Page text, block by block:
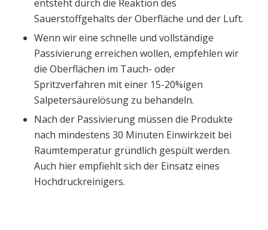
entsteht durch die Reaktion des
Sauerstoffgehalts der Oberfläche und der Luft.
Wenn wir eine schnelle und vollständige
Passivierung erreichen wollen, empfehlen wir
die Oberflächen im Tauch- oder
Spritzverfahren mit einer 15-20%igen
Salpetersäurelösung zu behandeln.
Nach der Passivierung müssen die Produkte
nach mindestens 30 Minuten Einwirkzeit bei
Raumtemperatur gründlich gespült werden.
Auch hier empfiehlt sich der Einsatz eines
Hochdruckreinigers.